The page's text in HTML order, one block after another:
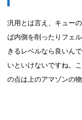
汎用とは言え、キュー
ば内側を削ったりフェ
きるレベルなら良いん
いといけないですね。
の点は上のアマゾンの物